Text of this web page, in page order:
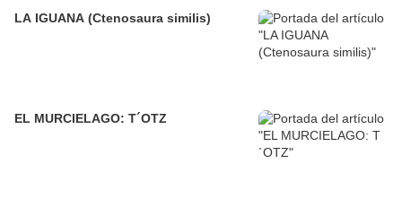
LA IGUANA (Ctenosaura similis)
EL MURCIELAGO: T´OTZ